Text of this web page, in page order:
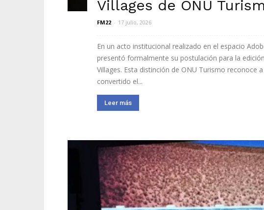
Villages de ONU
FM22 - 17 julio, 2026
En un acto institucional realizado en el espacio
presentó formalmente su postulación para la
Villages. Esta distinción de ONU Turismo reconoce
convertido el...
Leer más